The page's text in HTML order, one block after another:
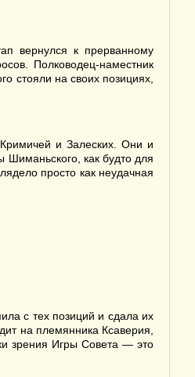
вернулся к прерванному
Полководец-наместник
стояли на своих позициях,
и Залеских. Они и
как будто для
просто как неудачная
с тех позиций и сдала их
на племянника Ксаверия,
зрения Игры Совета — это